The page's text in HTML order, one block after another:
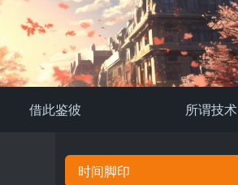
借此鉴彼 所谓技术
时间脚印